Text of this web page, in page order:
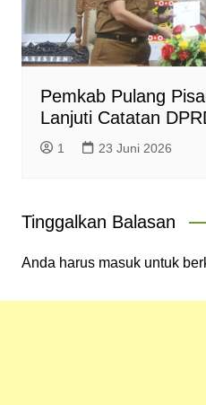
Pemkab Pulang
Lanjuti Catatan
1 23 Juni 2026
Tinggalkan Balasan
Anda harus masukuntuk